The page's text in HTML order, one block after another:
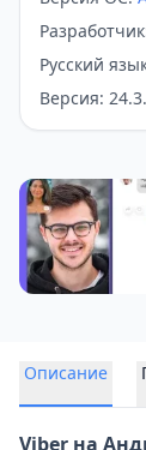
Русский
Версия:
Описание
Viber на